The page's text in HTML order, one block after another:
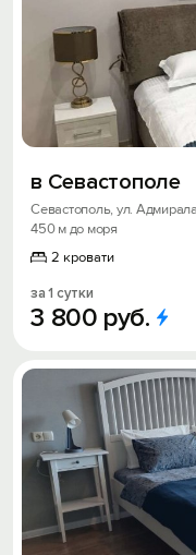
в Севастополе
Севастополь, ул.
450 м до моря
2 кровати
за 1 сутки
3 800 руб.